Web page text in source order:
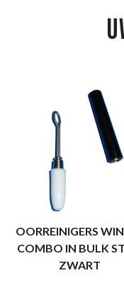
OORREINIGERS
COMBO IN BULK
ZWART